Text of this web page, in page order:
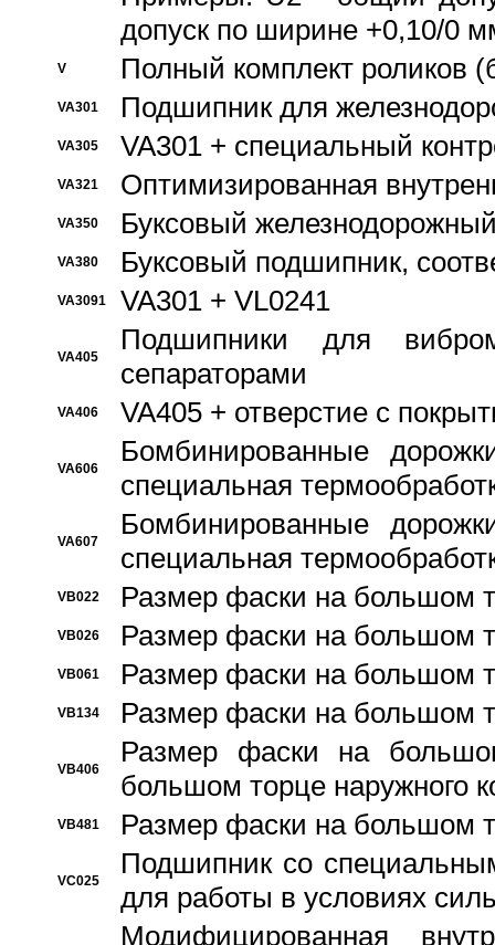
допуск по ширине +0,10/0
V Полный комплект роликов
VA301 Подшипник для
VA305 VA301 + специальный
VA321 Оптимизированная
VA350 Буксовый
VA380 Буксовый подшипник,
VA3091 VA301 + VL0241
VA405
Подшипники для
сепараторами
VA406 VA405 + отверстие с
VA606
Бомбинированные
специальная
VA607
Бомбинированные
специальная
VB022 Размер фаски на большом
VB026 Размер фаски на большом
VB061 Размер фаски на большом
VB134 Размер фаски на большом
VB406
Размер фаски на
большом торце наружного
VB481 Размер фаски на большом
VC025
Подшипник со
для работы в условиях
Модифицированная